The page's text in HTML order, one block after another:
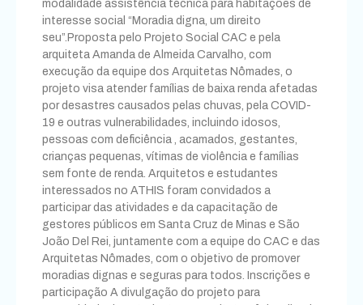
modalidade assistência técnica para habitações de
interesse social “Moradia digna, um direito
seu”.Proposta pelo Projeto Social CAC e pela
arquiteta Amanda de Almeida Carvalho, com
execução da equipe dos Arquitetas Nômades, o
projeto visa atender famílias de baixa renda afetadas
por desastres causados ​​pelas chuvas, pela COVID-
19 e outras vulnerabilidades, incluindo idosos,
pessoas com deficiência , acamados, gestantes,
crianças pequenas, vítimas de violência e famílias
sem fonte de renda. Arquitetos e estudantes
interessados ​​no ATHIS foram convidados a
participar das atividades e da capacitação de
gestores públicos em Santa Cruz de Minas e São
João Del Rei, juntamente com a equipe do CAC e das
Arquitetas Nômades, com o objetivo de promover
moradias dignas e seguras para todos. Inscrições e
participação A divulgação do projeto para